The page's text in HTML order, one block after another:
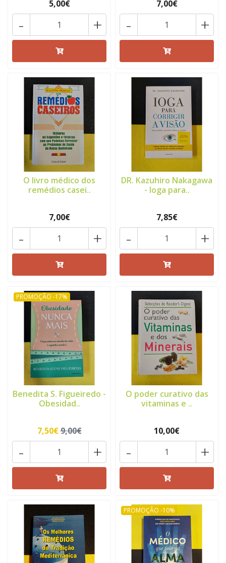
5,00€
+
-
7,00€
+
-
O livro médico dos
remédios casei..
7,00€
+
-
DR. Kazuhiro Nakagawa
- Ioga para..
7,85€
+
-
PROMOÇÃO -17%
Benedita S. Figueiredo -
Obesidad..
7,50€9,00€
+
-
O poder curativo das
vitaminas e ..
10,00€
+
-
PROMOÇÃO -10%